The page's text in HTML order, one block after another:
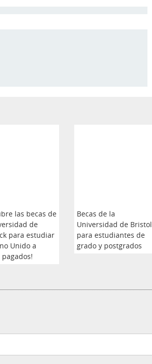
las becas de
de
para estudiar
Unido a
pagados!
Becas de la
Universidad de Bristol
para estudiantes de
grado y postgrados